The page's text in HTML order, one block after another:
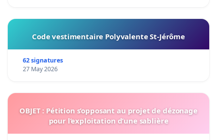
Code vestimentaire Polyvalente St-Jérôme
62 signatures
27 May 2026
OBJET : Pétition s’opposant au projet de dézonage
pour l’exploitation d’une sablière